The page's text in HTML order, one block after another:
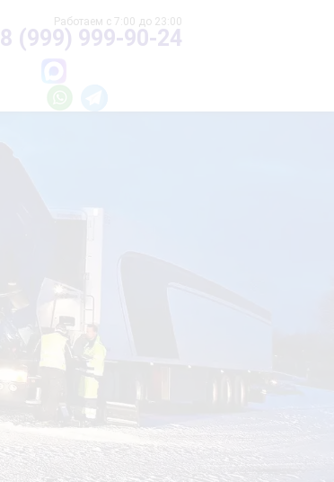
8 (999) 999-90-24